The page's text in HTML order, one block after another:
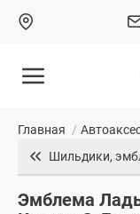
Главная /
Шильдики,
Эмблема